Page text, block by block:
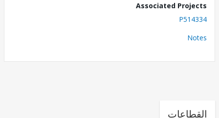
Associated